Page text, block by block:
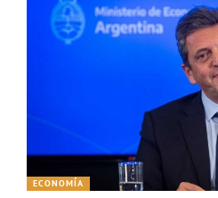
ECONOMÍA